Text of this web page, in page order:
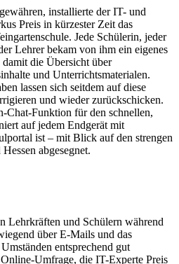
installierte der IT- und
Preis in kürzester Zeit das
Jede Schülerin, jeder
Lehrer bekam von ihm ein eigenes
die Übersicht über
und Unterrichtsmaterialen.
lassen sich seitdem auf diese
und wieder zurückschicken.
Chat-Funktion für den schnellen,
auf jedem Endgerät mit
ist – mit Blick auf den strengen
abgesegnet.
Lehrkräften und Schülern während
über E-Mails und das
entsprechend gut
Umfrage, die IT-Experte Preis